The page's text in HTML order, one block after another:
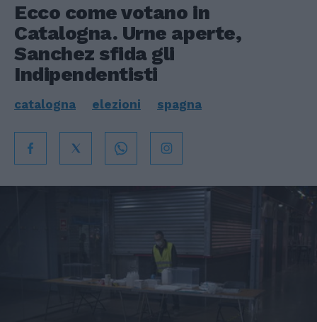
Ecco come votano in
Catalogna. Urne aperte,
Sanchez sfida gli
Indipendentisti
catalogna elezioni spagna